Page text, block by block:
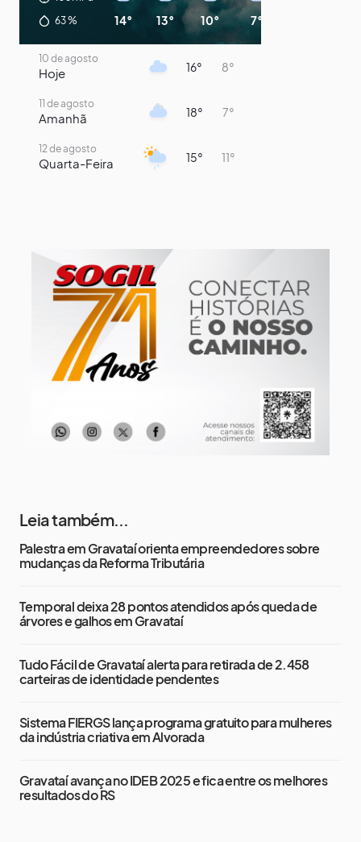
63% 14° 13° 10° 7°
10 de agosto
Hoje 16° 8°
11 de agosto
Amanhã 18° 7°
12 de agosto
Quarta-Feira 15° 11°
15 de agosto
Sábado 21° 17°
16 de agosto
Domingo 23° 17°
Leia também...
Palestra em Gravataí orienta empreendedores sobre
mudanças da Reforma Tributária
Temporal deixa 28 pontos atendidos após queda de
árvores e galhos em Gravataí
Tudo Fácil de Gravataí alerta para retirada de 2.458
carteiras de identidade pendentes
Sistema FIERGS lança programa gratuito para mulheres
da indústria criativa em Alvorada
Gravataí avança no IDEB 2025 e fica entre os melhores
resultados do RS